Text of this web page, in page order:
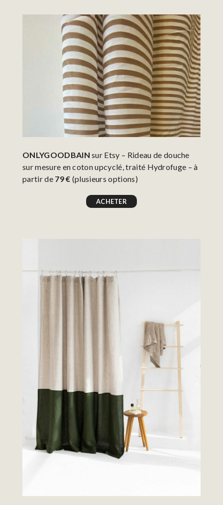
ONLYGOODBAIN sur Etsy – Rideau de douche
sur mesure en coton upcyclé, traité Hydrofuge – à
partir de 79 € (plusieurs options)
ACHETER